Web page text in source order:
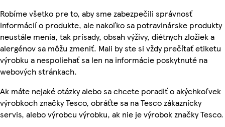
Robíme všetko pre to, aby sme zabezpečili správnosť
informácií o produkte, ale nakoľko sa potravinárske produkty
neustále menia, tak prísady, obsah výživy, diétnych zložiek a
alergénov sa môžu zmeniť. Mali by ste si vždy prečítať etiketu
výrobku a nespoliehať sa len na informácie poskytnuté na
webových stránkach.
Ak máte nejaké otázky alebo sa chcete poradiť o akýchkoľvek
výrobkoch značky Tesco, obráťte sa na Tesco zákaznícky
servis, alebo výrobcu výrobku, ak nie je výrobok značky Tesco.